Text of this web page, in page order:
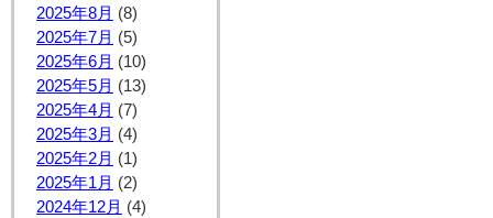
2025年8月 (8)
2025年7月 (5)
2025年6月 (10)
2025年5月 (13)
2025年4月 (7)
2025年3月 (4)
2025年2月 (1)
2025年1月 (2)
2024年12月 (4)